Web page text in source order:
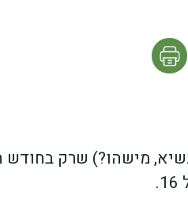
מישהו?) שרק